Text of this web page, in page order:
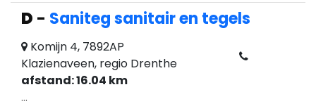
D - Saniteg sanitair en tegels
Komijn 4, 7892AP
Klazienaveen, regio Drenthe
afstand: 16.04 km
...